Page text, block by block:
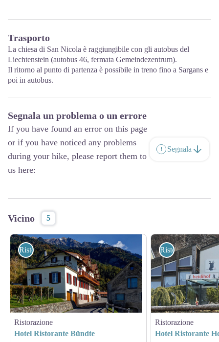
Trasporto
La chiesa di San Nicola è raggiungibile con gli autobus del
Liechtenstein (autobus 46, fermata Gemeindezentrum).
Il ritorno al punto di partenza è possibile in treno fino a Sargans e
poi in autobus.
Segnala un problema o un errore
If you have found an error on this page
or if you have noticed any problems
during your hike, please report them to
us here:
Segnala
Vicino 5
Ristorazione
Ristorazione
Hotel Ristorante Bündte
Ristorazione
Ristorazione
Hotel Ristorante